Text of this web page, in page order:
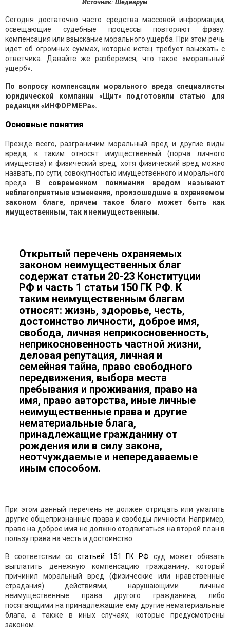
Источник: Шедеврум
Сегодня достаточно часто средства массовой информации,
освещающие судебные процессы повторяют фразу:
компенсация или взыскание морального ущерба. При этом речь
идет об огромных суммах, которые истец требует взыскать с
ответчика. Давайте же разберемся, что такое «моральный
ущерб».
По вопросу компенсации морального вреда специалисты
юридической компании «Щит» подготовили статью для
редакции «ИНФОРМЕРа».
Основные понятия
Прежде всего, разграничим моральный вред и другие виды
вреда, к таким относят имущественный (порча личного
имущества) и физический вред, хотя физический вред можно
назвать, по сути, совокупностью имущественного и морального
вреда.
В современном понимании вредом называют
неблагоприятные изменения, произошедшие в охраняемом
законом благе, причем такое благо может быть как
имущественным, так и неимущественным.
Открытый перечень охраняемых
законом неимущественных благ
содержат статьи 20-23 Конституции
РФ и часть 1 статьи 150 ГК РФ. К
таким неимущественным благам
относят: жизнь, здоровье, честь,
достоинство личности, доброе имя,
свобода, личная неприкосновенность,
неприкосновенность частной жизни,
деловая репутация, личная и
семейная тайна, право свободного
передвижения, выбора места
пребывания и проживания, право на
имя, право авторства, иные личные
неимущественные права и другие
нематериальные блага,
принадлежащие гражданину от
рождения или в силу закона,
неотчуждаемые и непередаваемые
иным способом.
При этом данный перечень не должен отрицать или умалять
другие общепризнанные права и свободы личности. Например,
право на доброе имя не должно отодвигаться на второй план в
пользу права на честь и достоинство.
В соответствии со статьей 151 ГК РФ суд может обязать
выплатить денежную компенсацию гражданину, который
причинил моральный вред (физические или нравственные
страдания) действиями, нарушающими личные
неимущественные права другого гражданина, либо
посягающими на принадлежащие ему другие нематериальные
блага, а также в иных случаях, которые предусмотрены
законом.